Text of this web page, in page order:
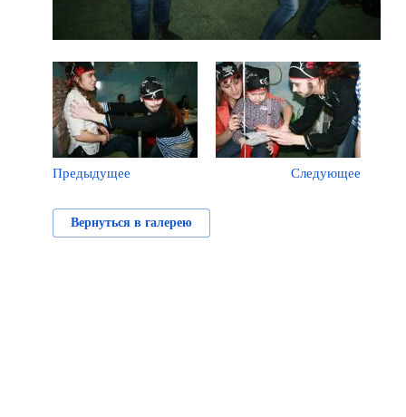
Предыдущее Следующее
Вернуться в галерею